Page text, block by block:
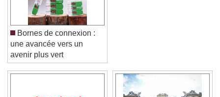
Bornes de connexion :
une avancée vers un
avenir plus vert